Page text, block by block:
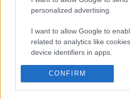
personalized advertising.
I want to allow Google to
related to analytics like
device identifiers in apps.
I want to allow Google to
related to functionality of the
CONFIRM